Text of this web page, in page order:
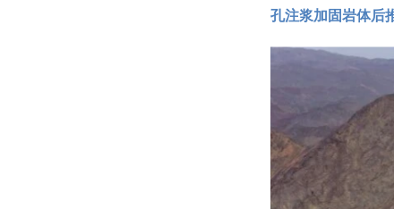
孔注浆加固岩体后